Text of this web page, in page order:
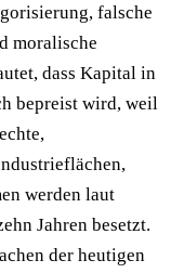
falsche
moralische
dass Kapital in
bepreist wird, weil
werden laut
Jahren besetzt.
der heutigen